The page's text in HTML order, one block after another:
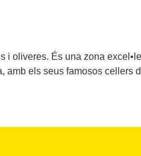
i oliveres. És una zona
amb els seus famosos cellers